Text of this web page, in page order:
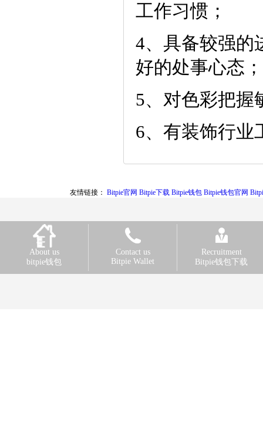
工作习惯；
4、具备较强的
好的处事心态；
5、对色彩把握
6、有装饰行业
友情链接： Bitpie官网 Bitpie下载 Bitpie钱包 Bitpie钱包官网
About us
bitpie钱包
Contact us
Bitpie Wallet
Recruitment
Bitpie钱包下载